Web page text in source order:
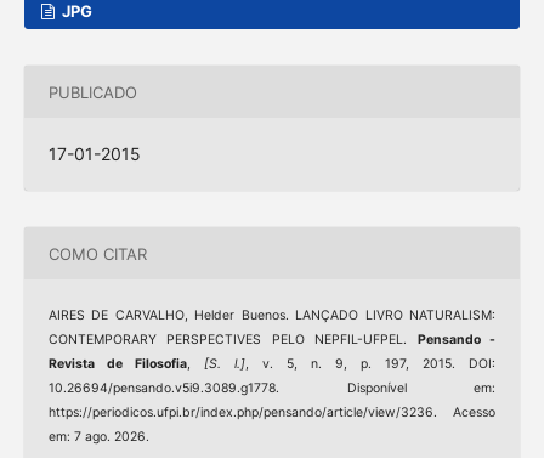
JPG
PUBLICADO
17-01-2015
COMO CITAR
AIRES DE CARVALHO, Helder Buenos. LANÇADO LIVRO NATURALISM:
CONTEMPORARY PERSPECTIVES PELO NEPFIL-UFPEL. Pensando -
Revista de Filosofia,[S. l.], v. 5, n. 9, p. 197, 2015. DOI:
10.26694/pensando.v5i9.3089.g1778. Disponível em:
https://periodicos.ufpi.br/index.php/pensando/article/view/3236. Acesso
em: 7 ago. 2026.